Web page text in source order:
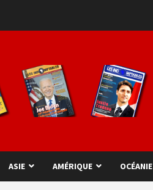
ASIE AMÉRIQUE OCÉANIE